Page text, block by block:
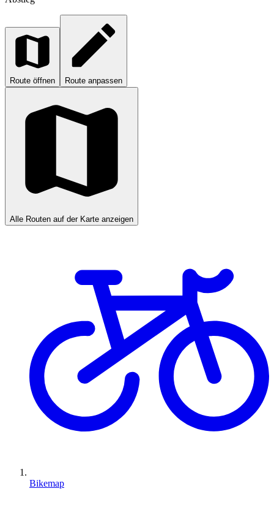
Route öffnen Route anpassen
Alle Routen auf der Karte anzeigen
Bikemap